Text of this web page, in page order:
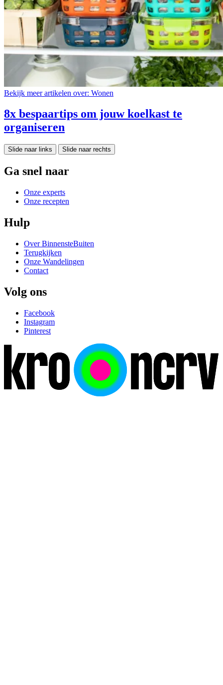
Bekijk meer artikelen over: Wonen
8x bespaartips om jouw koelkast te
organiseren
Slide naar links Slide naar rechts
Ga snel naar
Onze experts
Onze recepten
Hulp
Over BinnensteBuiten
Terugkijken
Onze Wandelingen
Contact
Volg ons
Facebook
Instagram
Pinterest